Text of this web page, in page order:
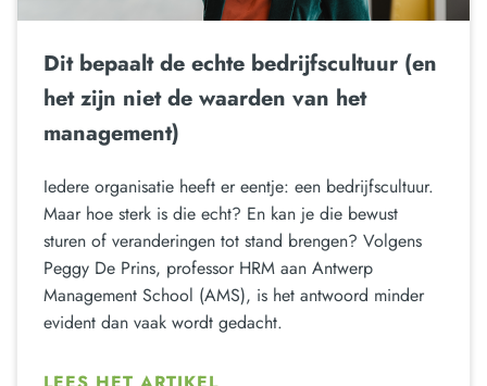
Dit bepaalt de echte bedrijfscultuur (en
het zijn niet de waarden van het
management)
Iedere organisatie heeft er eentje: een bedrijfscultuur.
Maar hoe sterk is die echt? En kan je die bewust
sturen of veranderingen tot stand brengen? Volgens
Peggy De Prins, professor HRM aan Antwerp
Management School (AMS), is het antwoord minder
evident dan vaak wordt gedacht.